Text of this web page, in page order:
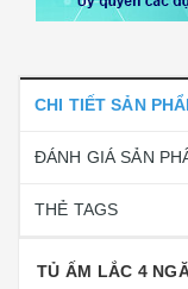
CHI TIẾT SẢN
ĐÁNH GIÁ SẢN
THẺ TAGS
TỦ ẤM LẮC 4